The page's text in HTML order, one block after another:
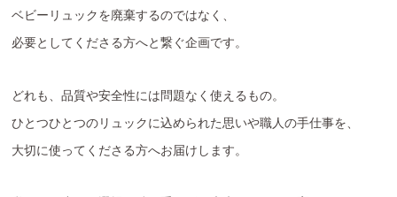
ベビーリュックを廃棄するのではなく、
必要としてくださる方へと繋ぐ企画です。
どれも、品質や安全性には問題なく使えるもの。
ひとつひとつのリュックに込められた思いや職人の手仕事を、
大切に使ってくださる方へお届けします。